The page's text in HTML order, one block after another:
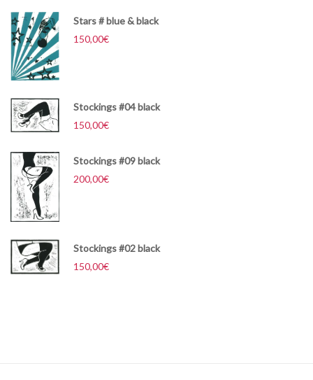
Stars # blue & black
150,00€
Stockings #04 black
150,00€
Stockings #09 black
200,00€
Stockings #02 black
150,00€